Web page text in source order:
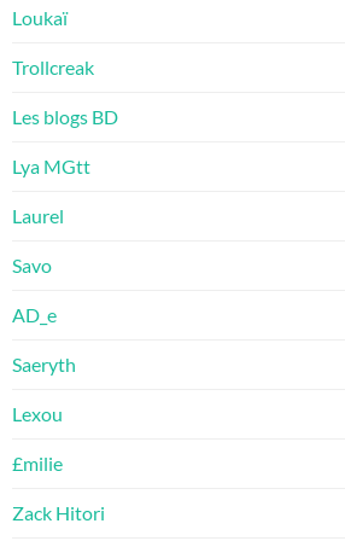
Loukaï
Trollcreak
Les blogs BD
Lya MGtt
Laurel
Savo
AD_e
Saeryth
Lexou
£milie
Zack Hitori